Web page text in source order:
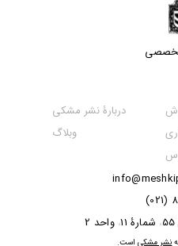
، شمارۀ 11 ،واحد 2
دربارۀ نشر مشکی
وبلاگ
نشر مشکیاست.